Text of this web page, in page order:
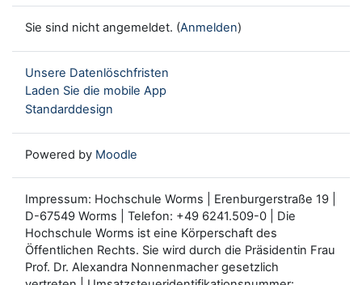
Sie sind nicht angemeldet. (Anmelden)
Unsere Datenlöschfristen
Laden Sie die mobile App
Standarddesign
Powered by Moodle
Impressum: Hochschule Worms | Erenburgerstraße 19 |
D-67549 Worms | Telefon: +49 6241.509-0 | Die
Hochschule Worms ist eine Körperschaft des
Öffentlichen Rechts. Sie wird durch die Präsidentin Frau
Prof. Dr. Alexandra Nonnenmacher gesetzlich